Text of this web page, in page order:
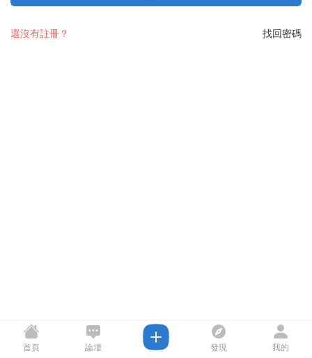
找回密碼
還沒有註冊？
首頁 論壇 發現 我的